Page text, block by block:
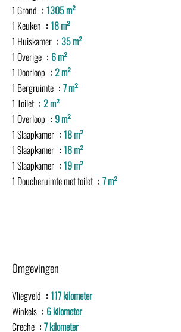
1 Grond
1305 m²
1 Keuken
18 m²
1 Huiskamer
35 m²
1 Overige
6 m²
1 Doorloop
2 m²
1 Bergruimte
7 m²
1 Toilet
2 m²
1 Overloop
9 m²
1 Slaapkamer
18 m²
1 Slaapkamer
18 m²
1 Slaapkamer
19 m²
1 Doucheruimte met toilet
7 m²
Omgevingen
Vliegveld
117 kilometer
Winkels
6 kilometer
Creche
7 kilometer